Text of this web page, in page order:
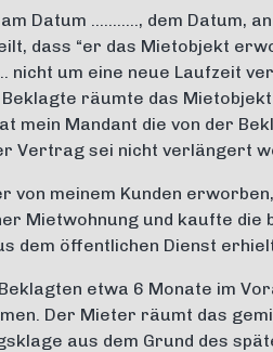
Datum ……….., dem Datum,
dass “er das Mietobjekt
um eine neue Laufzeit
räumte das
mein Mandant die von der
Vertrag sei nicht verlängert
meinem Kunden
Mietwohnung und kaufte
dem öffentlichen Dienst
etwa 6 Monate im
Der Mieter räumt das
aus dem Grund des